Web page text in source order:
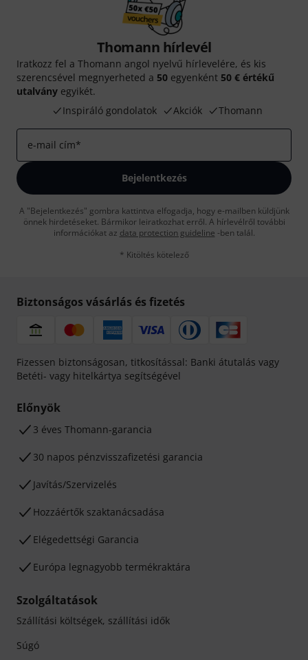
Thomann hírlevél
Iratkozz fel a Thomann angol nyelvű hírlevelére, és kis
szerencsével megnyerheted a 50 egyenként 50 € értékű
utalvány egyikét.
Inspiráló gondolatok
Akciók Thomann
e-mail cím*
Bejelentkezés
A "Bejelentkezés" gombra kattintva elfogadja, hogy e-mailben küldjünk
önnek hirdetéseket. Bármikor leiratkozhat erről. A hírlevélről további
információkat az data protection guideline -ben talál.
* Kitöltés kötelező
Biztonságos vásárlás és fizetés
Fizessen biztonságosan, titkosítással: Banki átutalás vagy
Betéti- vagy hitelkártya segítségével
Előnyök
3 éves Thomann-garancia
30 napos pénzvisszafizetési garancia
Javítás/Szervizelés
Hozzáértők szaktanácsadása
Elégedettségi Garancia
Európa legnagyobb termékraktára
Szolgáltatások
Szállítási költségek, szállítási idők
Súgó